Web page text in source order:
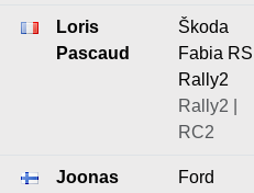
Loris
Pascaud
Škoda
Fabia RS
Rally2
Rally2 |
RC2
Joonas
Ford